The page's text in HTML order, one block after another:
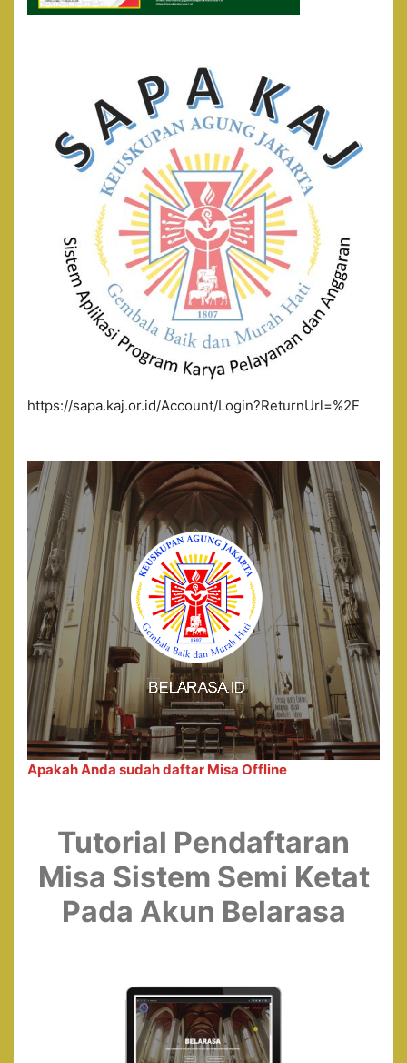
https://sapa.kaj.or.id/Account/Login?ReturnUrl=%2F
Apakah Anda sudah daftar Misa Offline
Tutorial Pendaftaran
Misa Sistem Semi Ketat
Pada Akun Belarasa